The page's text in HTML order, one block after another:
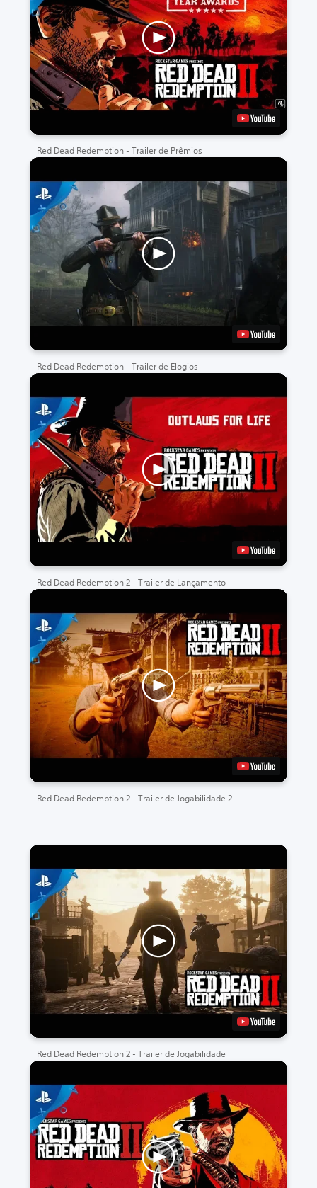
Red Dead Redemption - Trailer de Prêmios
Red Dead Redemption - Trailer de Elogios
Red Dead Redemption 2 - Trailer de Lançamento
Red Dead Redemption 2 - Trailer de Jogabilidade 2
Red Dead Redemption 2 - Trailer de Jogabilidade